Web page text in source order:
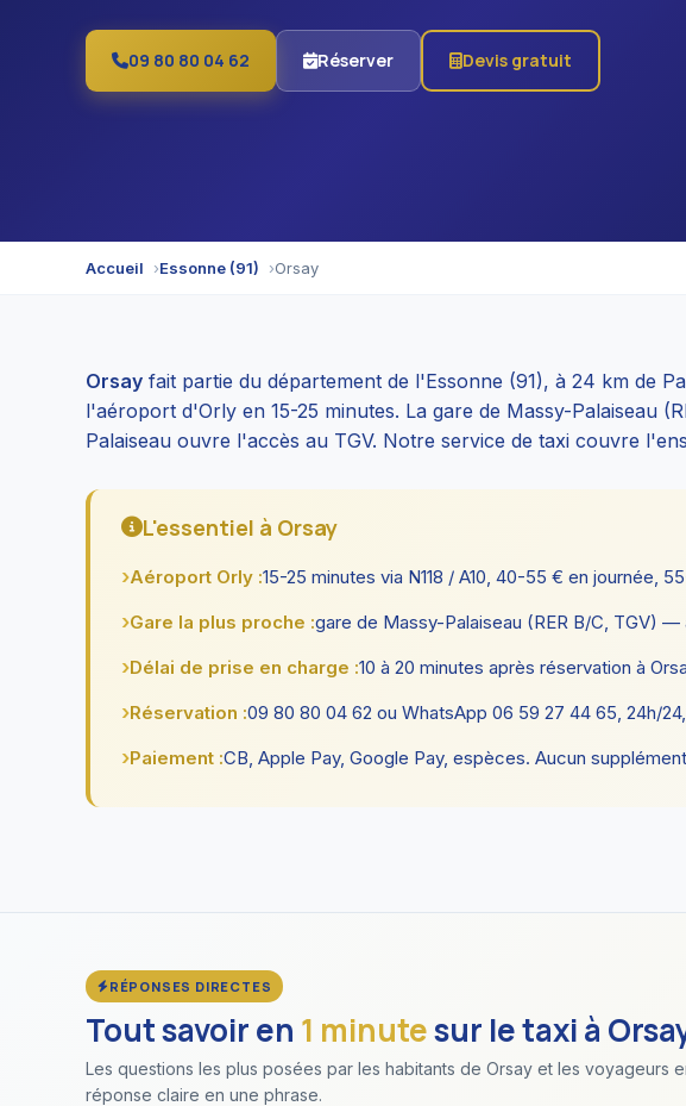
09 80 80 04 62 Réserver Devis gratuit
Accueil Essonne (91) Orsay
Orsay fait partie du département de l'Essonne (91), à 24 km de
l'aéroport d'Orly en 15-25 minutes. La gare de Massy-Palaiseau
Palaiseau ouvre l'accès au TGV. Notre service de taxi couvre
L'essentiel à Orsay
Aéroport Orly :15-25 minutes via N118 / A10, 40-55 € en journée,
Gare la plus proche :gare de Massy-Palaiseau (RER B/C, TGV)
Délai de prise en charge :10 à 20 minutes après réservation à
Réservation :09 80 80 04 62 ou WhatsApp 06 59 27 44 65, 24h/
Paiement :CB, Apple Pay, Google Pay, espèces. Aucun
RÉPONSES DIRECTES
Tout savoir en 1 minutesur le taxi à
Les questions les plus posées par les habitants de Orsay et les voyageurs
réponse claire en une phrase.